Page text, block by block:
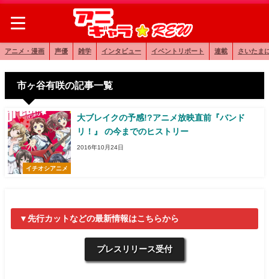
アニメ・漫画 声優 雑学 インタビュー イベントリポート 連載 さいたま
市ヶ谷有咲の記事一覧
イチオシアニメ
大ブレイクの予感!?アニメ放映直前『バンド
リ！』 の今までのヒストリー
2016年10月24日
▼先行カットなどの最新情報はこちらから
プレスリリース受付